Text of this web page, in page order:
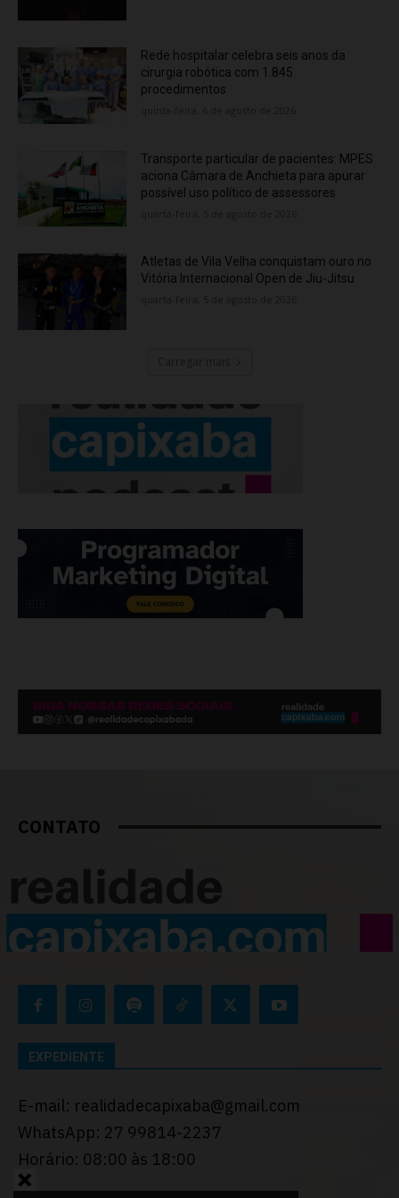
Rede hospitalar celebra seis anos da
cirurgia robótica com 1.845
procedimentos
Transporte particular de pacientes: MPES
aciona Câmara de Anchieta para apurar
possível uso político de assessores
Atletas de Vila Velha conquistam ouro no
Vitória Internacional Open de Jiu-Jitsu
CONTATO
EXPEDIENTE
E-mail: realidadecapixaba@gmail.com
WhatsApp: 27 99814-2237
Horário: 08:00 às 18:00